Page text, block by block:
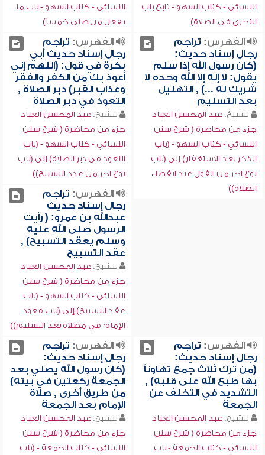
النسائي - كتاب السهو - تابع باب
التحري في الصلاة)
النسائي - كتاب السهو - باب ما
يفعل من صلى خمساً)
الفهرس: تراجم
رجال إسناد حديث:
(كان رسول الله إذا سلم
يقول: لا إله إلا الله وحده لا
شريك له ...) , التهليل
بعد التسليم
للشيخ: عبد المحسن العباد
جزء من محاضرة ( شرح سنن
النسائي - كتاب السهو - (باب
الذكر بعد الاستغفار) إلى (باب
نوع آخر من القول عند انقضاء
الصلاة))
الفهرس: تراجم
رجال إسناد حديث أبي
بكرة في قول: (اللهم إني
أعوذ بك من الكفر والفقر
وعذاب القبر) دبر الصلاة ,
التعوذ في دبر الصلاة
للشيخ: عبد المحسن العباد
جزء من محاضرة ( شرح سنن
النسائي - كتاب السهو - (باب
التعوذ في دبر الصلاة) إلى (باب
نوع آخر من عدد التسبيح))
الفهرس: تراجم
رجال إسناد حديث
عبدالله بن عمرو: ( رأيت
الرسول صلى الله عليه
وسلم يعقد التسبيح) ,
عقد التسبيح
للشيخ: عبد المحسن العباد
جزء من محاضرة ( شرح سنن
النسائي - كتاب السهو - (باب
عقد التسبيح) إلى (باب قعود
الإمام في مصلاه بعد التسليم))
الفهرس: تراجم
رجال إسناد حديث:
(من ترك ثلاث جمع تهاوناً
بها طبع الله على قلبه) ,
التشديد في التخلف عن
الجمعة
للشيخ: عبد المحسن العباد
جزء من محاضرة ( شرح سنن
النسائي - كتاب الجمعة - باب
الفهرس: تراجم
رجال إسناد حديث:
(كان رسول الله يصلي بعد
الجمعة ركعتين في بيته)
من طريق أخرى , صلاة
الإمام بعد الجمعة
للشيخ: عبد المحسن العباد
جزء من محاضرة ( شرح سنن
النسائي - كتاب الجمعة - (باب